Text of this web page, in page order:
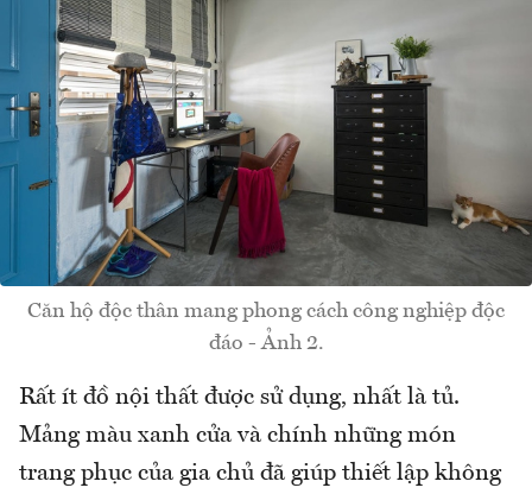
Căn hộ độc thân mang phong cách công nghiệp độc
đáo - Ảnh 2.
Rất ít đồ nội thất được sử dụng, nhất là tủ.
Mảng màu xanh cửa và chính những món
trang phục của gia chủ đã giúp thiết lập không